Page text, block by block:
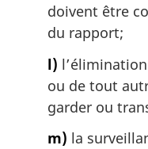
doivent être
du rapport;
l)
ou de tout
garder ou
m) la